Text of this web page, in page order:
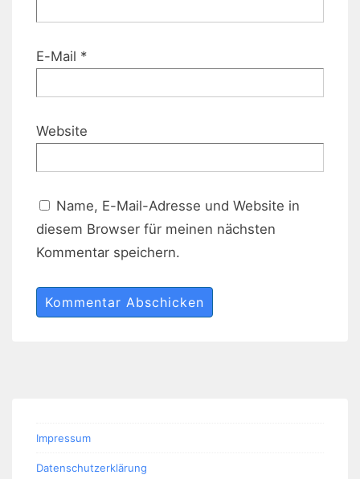
E-Mail *
Website
Name, E-Mail-Adresse und Website in
diesem Browser für meinen nächsten
Kommentar speichern.
Impressum
Datenschutzerklärung